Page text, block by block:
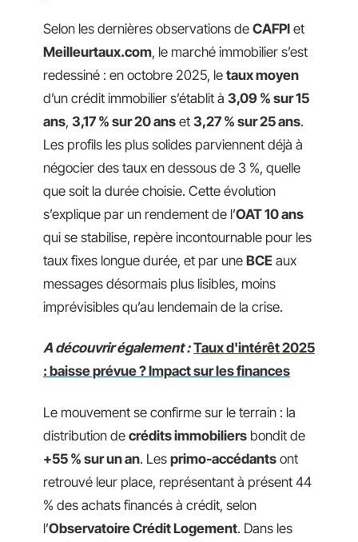
Selon les dernières observations de CAFPI et
Meilleurtaux.com, le marché immobilier s’est
redessiné : en octobre 2025, le taux moyen
d’un crédit immobilier s’établit à 3,09 % sur 15
ans, 3,17 % sur 20 ans et 3,27 % sur 25 ans.
Les profils les plus solides parviennent déjà à
négocier des taux en dessous de 3 %, quelle
que soit la durée choisie. Cette évolution
s’explique par un rendement de l’OAT 10 ans
qui se stabilise, repère incontournable pour les
taux fixes longue durée, et par une BCE aux
messages désormais plus lisibles, moins
imprévisibles qu’au lendemain de la crise.
A découvrir également : Taux d'intérêt 2025
: baisse prévue ? Impact sur les finances
Le mouvement se confirme sur le terrain : la
distribution de crédits immobiliers bondit de
+55 % sur un an. Les primo-accédants ont
retrouvé leur place, représentant à présent 44
% des achats financés à crédit, selon
l’Observatoire Crédit Logement. Dans les